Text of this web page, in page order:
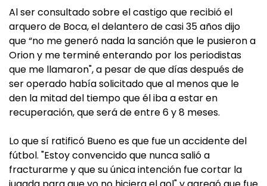
Al ser consultado sobre el castigo que recibió el
arquero de Boca, el delantero de casi 35 años dijo
que “no me generó nada la sanción que le pusieron a
Orion y me terminé enterando por los periodistas
que me llamaron", a pesar de que días después de
ser operado había solicitado que al menos que le
den la mitad del tiempo que él iba a estar en
recuperación, que será de entre 6 y 8 meses.
Lo que sí ratificó Bueno es que fue un accidente del
fútbol. "Estoy convencido que nunca salió a
fracturarme y que su única intención fue cortar la